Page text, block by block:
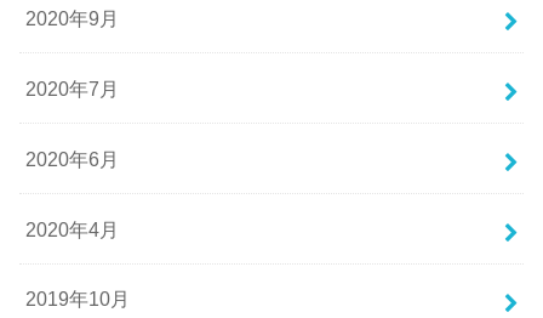
2020年9月
2020年7月
2020年6月
2020年4月
2019年10月